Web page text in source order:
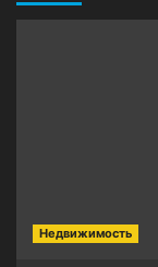
Недвижимость